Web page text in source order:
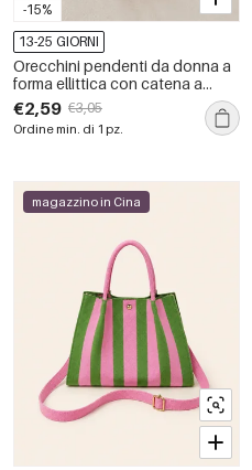
-15%
13-25 GIORNI
Orecchini pendenti da donna a
forma ellittica con catena a
nappine, in acciaio inossidabile,
impermeabili, della serie
Romantic Series Vacation.
€2,59 €3,05
Ordine min. di 1 pz.
magazzino in Cina